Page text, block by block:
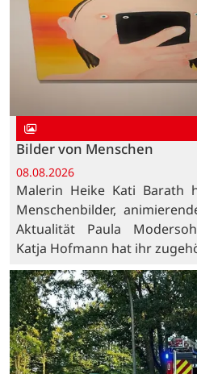
Bilder von Menschen
08.08.2026
Malerin Heike Kati Barath
Menschenbilder,
Aktualität Paula
Katja Hofmann hat ihr